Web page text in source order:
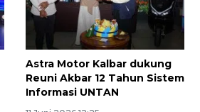
Astra Motor Kalbar dukung
Reuni Akbar 12 Tahun Sistem
Informasi UNTAN